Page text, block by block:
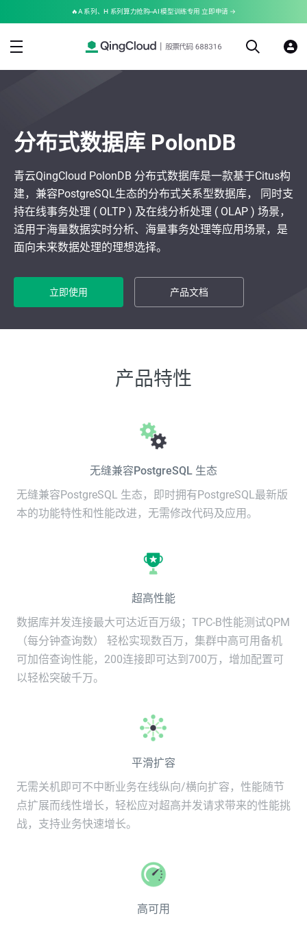
🔥A 系列、H 系列算力抢购--AI 模型训练专用 立即申请 →
分布式数据库 PolonDB
青云QingCloud PolonDB 分布式数据库是一款基于Citus构
建，兼容PostgreSQL生态的分布式关系型数据库， 同时支
持在线事务处理 ( OLTP ) 及在线分析处理 ( OLAP ) 场景，
适用于海量数据实时分析、海量事务处理等应用场景，是
面向未来数据处理的理想选择。
立即使用 产品文档
产品特性
无缝兼容PostgreSQL 生态
无缝兼容PostgreSQL 生态，即时拥有PostgreSQL最新版
本的功能特性和性能改进，无需修改代码及应用。
超高性能
数据库并发连接最大可达近百万级；TPC-B性能测试QPM
（每分钟查询数） 轻松实现数百万，集群中高可用备机
可加倍查询性能，200连接即可达到700万，增加配置可
以轻松突破千万。
平滑扩容
无需关机即可不中断业务在线纵向/横向扩容，性能随节
点扩展而线性增长，轻松应对超高并发请求带来的性能挑
战，支持业务快速增长。
高可用